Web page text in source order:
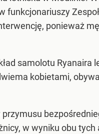
funkcjonariuszy
ponieważ
samolotu Ryanaira
kobietami,
w wyniku obu tych